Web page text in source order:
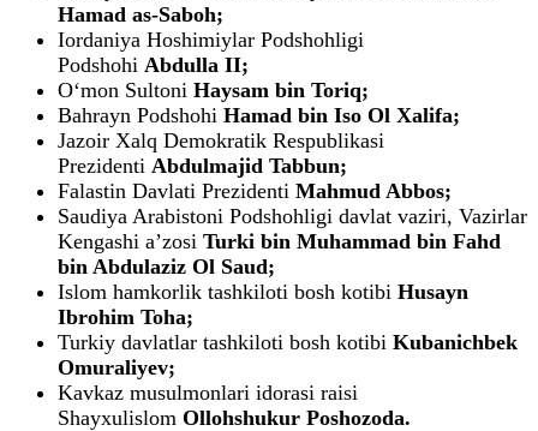
Hamad as-Saboh;
Iordaniya Hoshimiylar Podshohligi
Podshohi Abdulla II;
Oʻmon Sultoni Haysam bin Toriq;
Bahrayn Podshohi Hamad bin Iso Ol Xalifa;
Jazoir Xalq Demokratik Respublikasi
Prezidenti Abdulmajid Tabbun;
Falastin Davlati Prezidenti Mahmud Abbos;
Saudiya Arabistoni Podshohligi davlat vaziri, Vazirlar
Kengashi aʼzosi Turki bin Muhammad bin Fahd
bin Abdulaziz Ol Saud;
Islom hamkorlik tashkiloti bosh kotibi Husayn
Ibrohim Toha;
Turkiy davlatlar tashkiloti bosh kotibi Kubanichbek
Omuraliyev;
Kavkaz musulmonlari idorasi raisi
Shayxulislom Ollohshukur Poshozoda.